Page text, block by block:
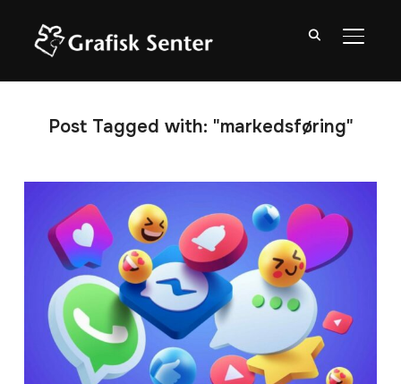
Post Tagged with: "markedsføring"